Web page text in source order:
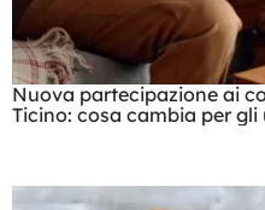
Nuova partecipazione ai
Ticino: cosa cambia per gli